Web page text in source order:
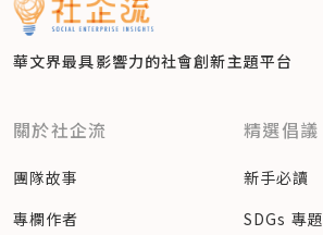
華文界最具影響力的社會創新主題平台
關於社企流
團隊故事
專欄作者
精選倡議
新手必讀
SDGs 專題